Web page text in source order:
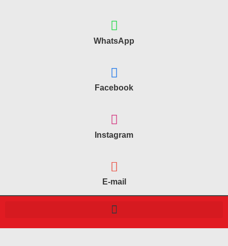
WhatsApp
Facebook
Instagram
E-mail